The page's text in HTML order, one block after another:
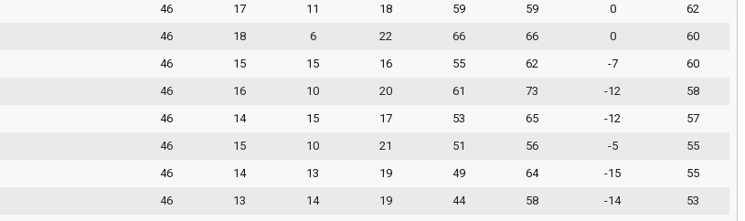
46 17 11 18 59 59 0
62
46 18 6 22 66 66 0
60
46 15 15 16 55 62 -7
60
46 16 10 20 61 73 -12
58
46 14 15 17 53 65 -12
57
46 15 10 21 51 56 -5
55
46 14 13 19 49 64 -15
55
46 13 14 19 44 58 -14
53